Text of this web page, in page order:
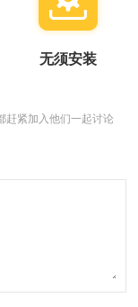
无须安装
赶紧加入他们一起讨论